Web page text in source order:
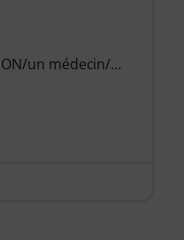
un médecin/…